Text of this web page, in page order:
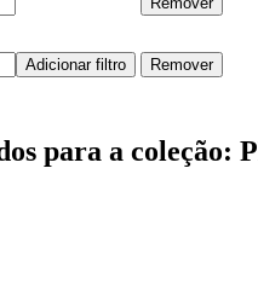
para a coleção: